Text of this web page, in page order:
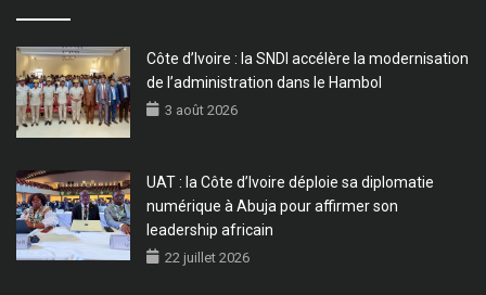
Côte d’Ivoire : la SNDI accélère la modernisation
de l’administration dans le Hambol
3 août 2026
UAT : la Côte d’Ivoire déploie sa diplomatie
numérique à Abuja pour affirmer son
leadership africain
22 juillet 2026